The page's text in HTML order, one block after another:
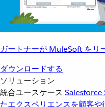
ガートナーが MuleSoft をリ
ダウンロードする
ソリューション
統合ユースケース Salesforce
たエクスペリエンスを顧客